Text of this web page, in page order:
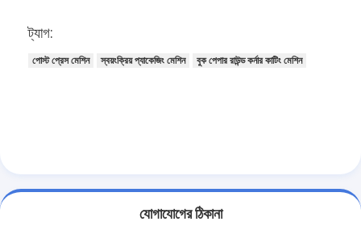
ট্যাগ:
পোস্ট প্রেস মেশিন স্বয়ংক্রিয় প্যাকেজিং মেশিন বুক পেপার রাউন্ড কর্নার কাটিং মেশিন
যোগাযোগের ঠিকানা